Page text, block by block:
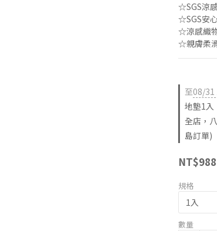
☆SGS涼
☆SGS安
☆涼感織
☆親膚柔
至08/31
地墊1入
全店，
島訂單)
NT$988
規格
數量